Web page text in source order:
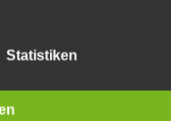
image AI
to make abraham
below), but without
Statistiken